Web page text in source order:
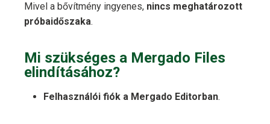
Mivel a bővítmény ingyenes, nincs meghatározott
próbaidőszaka.
Mi szükséges a Mergado Files
elindításához?
Felhasználói fiók a Mergado Editorban.